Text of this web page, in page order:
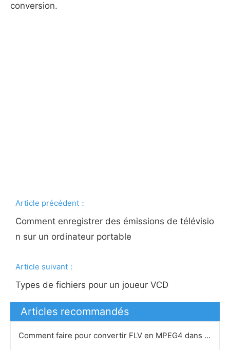
conversion.
Article précédent：
Comment enregistrer des émissions de télévisio
n sur un ordinateur portable
Article suivant：
Types de fichiers pour un joueur VCD
Articles recommandés
Comment faire pour convertir FLV en MPEG4 dans Ubuntu